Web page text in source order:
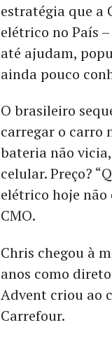
estratégia que a
elétrico no País
até ajudam,
ainda pouco
O brasileiro
carregar o carro
bateria não
celular. Preço?
elétrico hoje não
CMO.
Chris chegou à
anos como
Advent criou ao
Carrefour.